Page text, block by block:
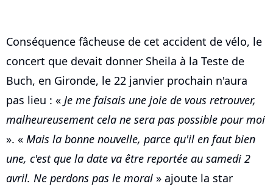
Conséquence fâcheuse de cet accident de vélo, le
concert que devait donner Sheila à la Teste de
Buch, en Gironde, le 22 janvier prochain n'aura
pas lieu : « Je me faisais une joie de vous retrouver,
malheureusement cela ne sera pas possible pour moi
». « Mais la bonne nouvelle, parce qu'il en faut bien
une, c'est que la date va être reportée au samedi 2
avril. Ne perdons pas le moral » ajoute la star